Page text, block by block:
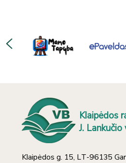
Klaipėdos
J.
Klaipėdos g. 15, LT-96135